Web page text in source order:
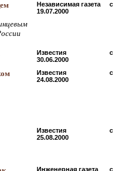
Независимая газета
19.07.2000
Известия
30.06.2000
Известия
24.08.2000
Известия
25.08.2000
Инженерная газета